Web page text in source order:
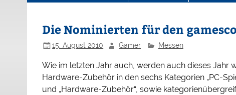
Die Nominierten für den
15. August 2010 Gamer Messen
Wie im letzten Jahr auch, werden auch dieses Jahr
Hardware-Zubehör in den sechs Kategorien „PC-
und „Hardware-Zubehör“, sowie